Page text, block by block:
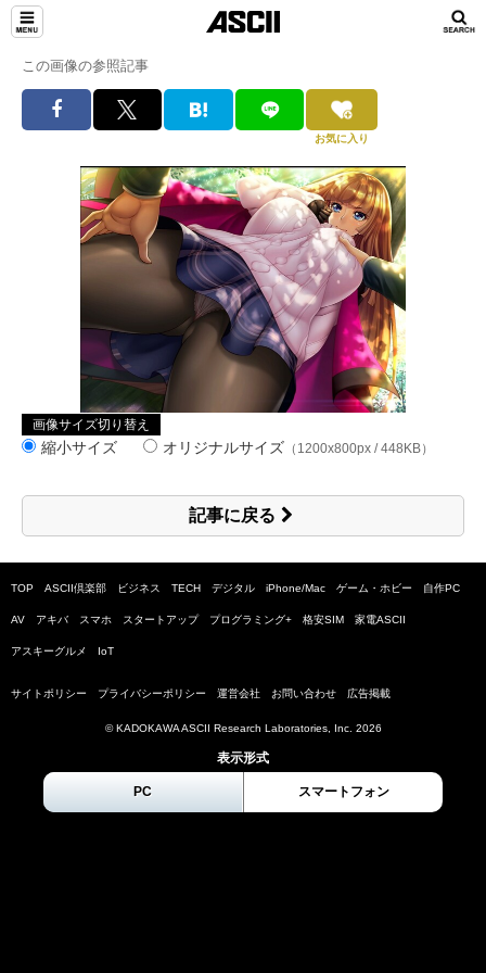
この画像の参照記事
お気に入り
画像サイズ切り替え
縮小サイズ オリジナルサイズ （1200x800px / 448KB）
記事に戻る
TOP ASCII倶楽部 ビジネス TECH デジタル iPhone/Mac ゲーム・ホビー 自作PC
AV アキバ スマホ スタートアップ プログラミング+ 格安SIM 家電ASCII
アスキーグルメ IoT
サイトポリシー プライバシーポリシー 運営会社 お問い合わせ 広告掲載
© KADOKAWA ASCII Research Laboratories, Inc. 2026
表示形式
PC スマートフォン